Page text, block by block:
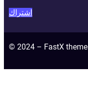
اشتراك
© 2024 – FastX theme